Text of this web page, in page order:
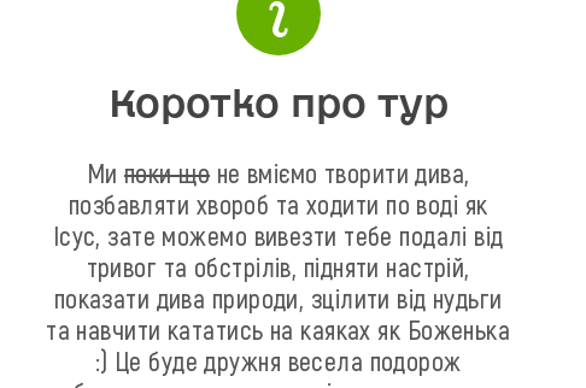
Коротко про тур
Ми поки що не вміємо творити дива,
позбавляти хвороб та ходити по воді як
Ісус, зате можемо вивезти тебе подалі від
тривог та обстрілів, підняти настрій,
показати дива природи, зцілити від нудьги
та навчити кататись на каяках як Боженька
:) Це буде дружня весела подорож